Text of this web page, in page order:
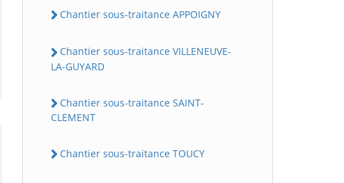
Chantier sous-traitance APPOIGNY
Chantier sous-traitance VILLENEUVE-
LA-GUYARD
Chantier sous-traitance SAINT-
CLEMENT
Chantier sous-traitance TOUCY